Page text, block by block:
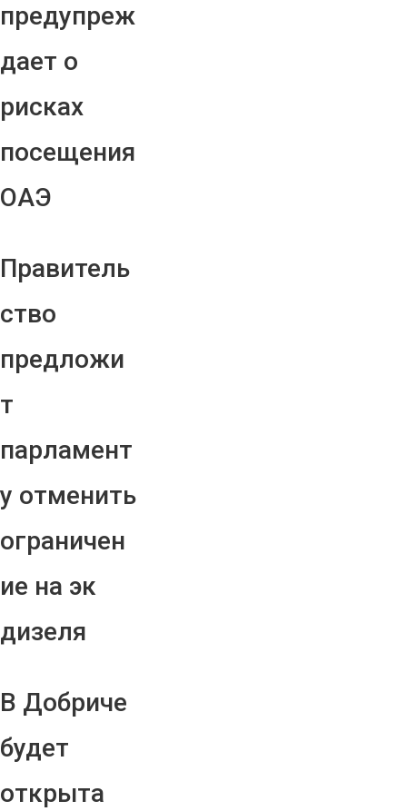
предупреж
дает о
рисках
посещения
ОАЭ
Правитель
ство
предложи
т
парламент
у отменить
ограничен
ие на эк
дизеля
В Добриче
будет
открыта